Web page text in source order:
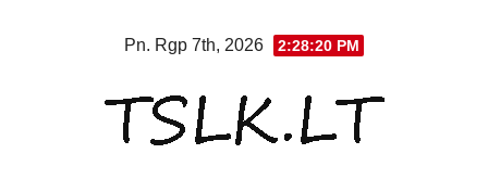
Pn. Rgp 7th, 2026 2:28:20 PM